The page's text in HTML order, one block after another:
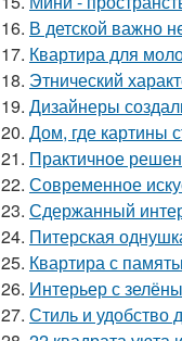
16. В детской важно
17. Квартира для
18. Этнический
19. Дизайнеры
20. Дом, где картины
21. Практичное
22. Современное
23. Сдержанный
24. Питерская
25. Квартира с
26. Интерьер с
27. Стиль и удобство